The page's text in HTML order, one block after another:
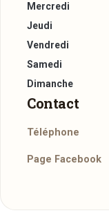
Mercredi
Jeudi
Vendredi
Samedi
Dimanche
Contact
Téléphone
Page Facebook